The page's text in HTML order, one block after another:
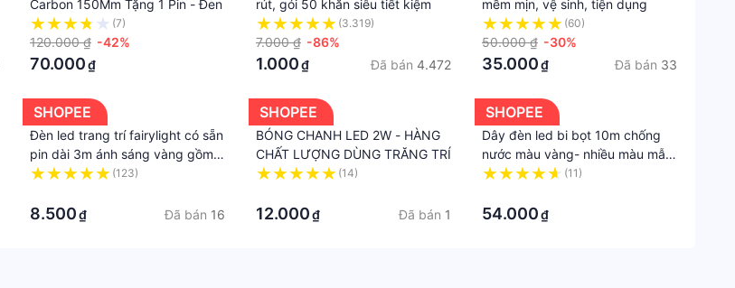
Carbon 150Mm Tặng 1 Pin - Đen
(7)
120.000 ₫ -42%
70.000₫
rút, gói 50 khăn siêu tiết kiệm
(3.319)
7.000 ₫ -86%
1.000₫ Đã bán 4.472
mềm mịn, vệ sinh, tiện dụng
(60)
50.000 ₫ -30%
35.000₫ Đã bán 33
SHOPEE
Đèn led trang trí fairylight có sẵn
pin dài 3m ánh sáng vàng gồm 3
chế độ nháy tùy chỉnh
(123)
8.500₫ Đã bán 16
SHOPEE
BÓNG CHANH LED 2W - HÀNG
CHẤT LƯỢNG DÙNG TRĂNG TRÍ
(14)
12.000₫ Đã bán 1
SHOPEE
Dây đèn led bi bọt 10m chống
nước màu vàng- nhiều màu mẫu
mới 2022 siêu đẹp
(11)
54.000₫